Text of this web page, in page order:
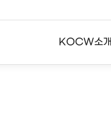
KOCW소개